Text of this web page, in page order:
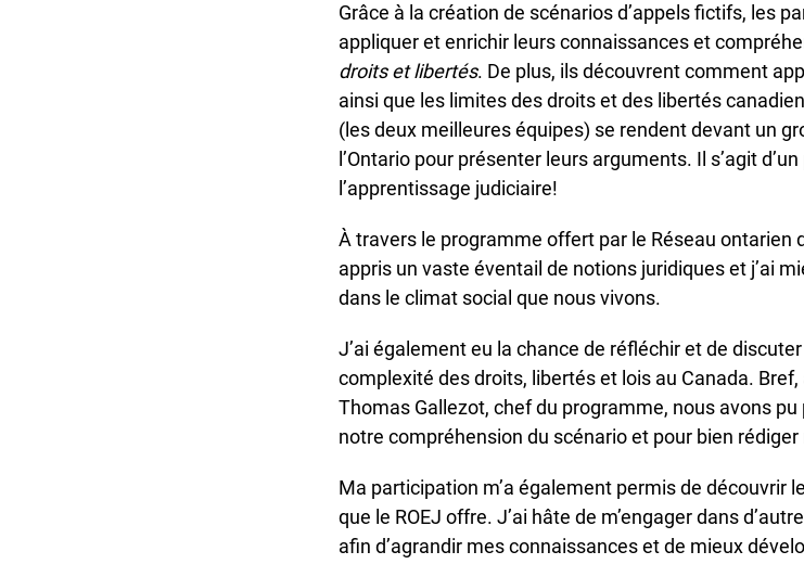
Grâce à la création de scénarios d’appels fictifs, les
appliquer et enrichir leurs connaissances et
droits et libertés. De plus, ils découvrent comment
ainsi que les limites des droits et des libertés
(les deux meilleures équipes) se rendent devant un
l’Ontario pour présenter leurs arguments. Il s’agit
l’apprentissage judiciaire!
À travers le programme offert par le Réseau ontarien
appris un vaste éventail de notions juridiques et j’ai
dans le climat social que nous vivons.
J’ai également eu la chance de réfléchir et de
complexité des droits, libertés et lois au Canada. Bref,
Thomas Gallezot, chef du programme, nous avons pu
notre compréhension du scénario et pour bien rédiger
Ma participation m’a également permis de découvrir
que le ROEJ offre. J’ai hâte de m’engager dans
afin d’agrandir mes connaissances et de mieux